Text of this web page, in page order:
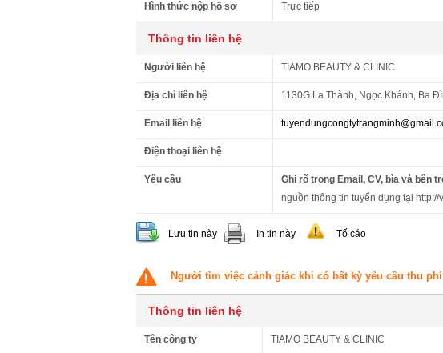
Hình thức nộp hồ sơ Trực tiếp
Thông tin liên hệ
Người liên hệ TIAMO BEAUTY & CLINIC
Địa chỉ liên hệ 1130G La Thành, Ngọc Khánh, Ba
Email liên hệ
Điện thoại liên hệ
Yêu cầu Ghi rõ trong Email, CV, bìa và bên
nguồn thông tin tuyển dụng tại
Lưu tin này In tin này Tố cáo
Người tìm việc cảnh giác khi có bất kỳ yêu cầu thu
Thông tin liên hệ
Tên công ty TIAMO BEAUTY & CLINIC